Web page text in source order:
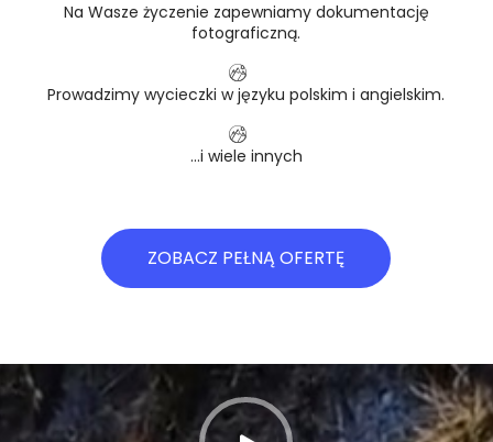
Na Wasze życzenie zapewniamy dokumentację
fotograficzną.
Prowadzimy wycieczki w języku polskim i angielskim.
...i wiele innych
ZOBACZ PEŁNĄ OFERTĘ